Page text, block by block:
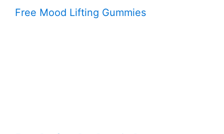
Free Mood Lifting Gummies